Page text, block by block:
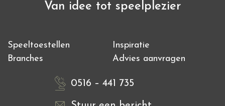
Van idee tot speelplezier
Speeltoestellen
Inspiratie
Branches
Advies aanvragen
0516 – 441 735